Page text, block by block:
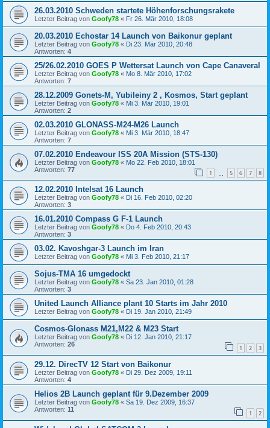
26.03.2010 Schweden startete Höhenforschungsrakete
Letzter Beitrag von Goofy78 « Fr 26. Mär 2010, 18:08
20.03.2010 Echostar 14 Launch von Baikonur geplant
Letzter Beitrag von Goofy78 « Di 23. Mär 2010, 20:48
Antworten: 4
25/26.02.2010 GOES P Wettersat Launch von Cape Canaveral
Letzter Beitrag von Goofy78 « Mo 8. Mär 2010, 17:02
Antworten: 7
28.12.2009 Gonets-M, Yubileiny 2 , Kosmos, Start geplant
Letzter Beitrag von Goofy78 « Mi 3. Mär 2010, 19:01
Antworten: 2
02.03.2010 GLONASS-M24-M26 Launch
Letzter Beitrag von Goofy78 « Mi 3. Mär 2010, 18:47
Antworten: 7
07.02.2010 Endeavour ISS 20A Mission (STS-130)
Letzter Beitrag von Goofy78 « Mo 22. Feb 2010, 18:01
Antworten: 77 1 5 6 7 8
12.02.2010 Intelsat 16 Launch
Letzter Beitrag von Goofy78 « Di 16. Feb 2010, 02:20
Antworten: 3
16.01.2010 Compass G F-1 Launch
Letzter Beitrag von Goofy78 « Do 4. Feb 2010, 20:43
Antworten: 3
03.02. Kavoshgar-3 Launch im Iran
Letzter Beitrag von Goofy78 « Mi 3. Feb 2010, 21:17
Sojus-TMA 16 umgedockt
Letzter Beitrag von Goofy78 « Sa 23. Jan 2010, 01:28
Antworten: 3
United Launch Alliance plant 10 Starts im Jahr 2010
Letzter Beitrag von Goofy78 « Di 19. Jan 2010, 21:49
Cosmos-Glonass M21,M22 & M23 Start
Letzter Beitrag von Goofy78 « Di 12. Jan 2010, 21:17
Antworten: 26 1 2 3
29.12. DirecTV 12 Start von Baikonur
Letzter Beitrag von Goofy78 « Di 29. Dez 2009, 19:11
Antworten: 4
Helios 2B Launch geplant für 9.Dezember 2009
Letzter Beitrag von Goofy78 « Sa 19. Dez 2009, 16:37
Antworten: 11 1 2